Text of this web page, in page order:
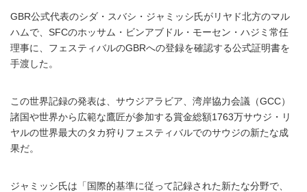
GBR公式代表のシダ・スバシ・ジャミッシ氏がリヤド北方のマル
ハムで、SFCのホッサム・ビンアブドル・モーセン・ハジミ常任
理事に、フェスティバルのGBRへの登録を確認する公式証明書を
手渡した。
この世界記録の発表は、サウジアラビア、湾岸協力会議（GCC）
諸国や世界から広範な鷹匠が参加する賞金総額1763万サウジ・リ
ヤルの世界最大のタカ狩りフェスティバルでのサウジの新たな成
果だ。
ジャミッシ氏は「国際的基準に従って記録された新たな分野で、